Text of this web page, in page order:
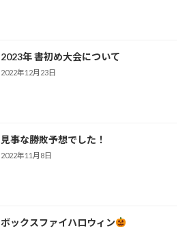
2023年 書初め大会について
2022年12月23日
見事な勝敗予想でした！
2022年11月8日
ボックスファイハロウィン